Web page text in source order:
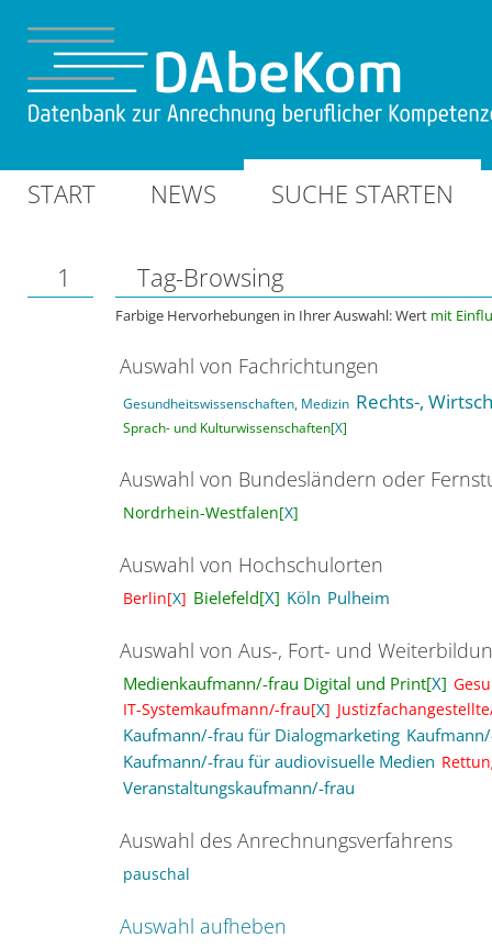
START NEWS SUCHE STARTEN
1 Tag-Browsing
Farbige Hervorhebungen in Ihrer Auswahl: Wert mit
Auswahl von Fachrichtungen
Gesundheitswissenschaften, Medizin Rechts-,
Sprach- und Kulturwissenschaften[X]
Auswahl von Bundesländern oder
Nordrhein-Westfalen[X]
Auswahl von Hochschulorten
Berlin[X] Bielefeld[X] Köln Pulheim
Auswahl von Aus-, Fort- und
Medienkaufmann/-frau Digital und Print[X]
IT-Systemkaufmann/-frau[X]
Kaufmann/-frau für Dialogmarketing
Kaufmann/-frau für audiovisuelle Medien
Veranstaltungskaufmann/-frau
Auswahl des Anrechnungsverfahrens
pauschal
Auswahl aufheben